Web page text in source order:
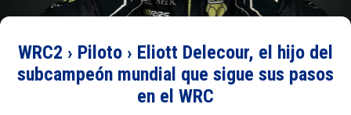
WRC2 › Piloto › Eliott Delecour, el hijo del
subcampeón mundial que sigue sus pasos
en el WRC